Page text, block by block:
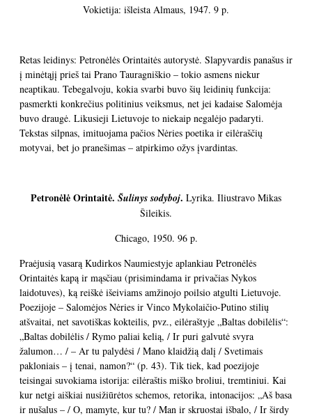
Vokietija: išleista Almaus, 1947. 9 p.
Retas leidinys: Petronėlės Orintaitės autorystė. Slapyvardis panašus ir
į minėtąjį prieš tai Prano Tauragniškio – tokio asmens niekur
neaptikau. Tebegalvoju, kokia svarbi buvo šių leidinių funkcija:
pasmerkti konkrečius politinius veiksmus, net jei kadaise Salomėja
buvo draugė. Likusieji Lietuvoje to niekaip negalėjo padaryti.
Tekstas silpnas, imituojama pačios Nėries poetika ir eilėraščių
motyvai, bet jo pranešimas – atpirkimo ožys įvardintas.
Petronėlė Orintaitė. Šulinys sodyboj. Lyrika. Iliustravo Mikas
Šileikis.
Chicago, 1950. 96 p.
Praėjusią vasarą Kudirkos Naumiestyje aplankiau Petronėlės
Orintaitės kapą ir mąsčiau (prisimindama ir privačias Nykos
laidotuves), ką reiškė išeiviams amžinojo poilsio atgulti Lietuvoje.
Poezijoje – Salomėjos Nėries ir Vinco Mykolaičio-Putino stilių
atšvaitai, net savotiškas kokteilis, pvz., eilėraštyje „Baltas dobilėlis“:
„Baltas dobilėlis / Rymo paliai kelią, / Ir puri galvutė svyra
žalumon… / – Ar tu palydėsi / Mano klaidžią dalį / Svetimais
pakloniais – į tenai, namon?“ (p. 43). Tik tiek, kad poezijoje
teisingai suvokiama istorija: eilėraštis miško broliui, tremtiniui. Kai
kur netgi aiškiai nusižiūrėtos schemos, retorika, intonacijos: „Aš basa
ir nušalus – / O, mamyte, kur tu? / Man ir skruostai išbalo, / Ir širdy